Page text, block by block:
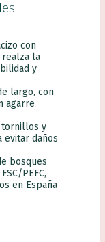
con
realza la
y
largo, con
agarre
y
evitar daños
bosques
PEFC,
en España